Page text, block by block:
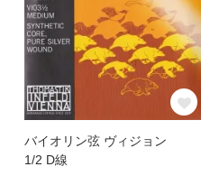
バイオリン弦 ヴィジョン
1/2 D線